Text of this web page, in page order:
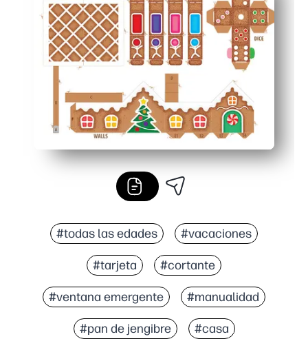
Desarrolla habilidades: practica la toma de turnos,
Perfecto en cualquier lugar: ideal para aulas, noches
#todas las edades #vacaciones
#tarjeta #cortante
#ventana emergente #manualidad
#pan de jengibre #casa